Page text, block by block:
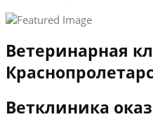
Ветеринарная
Ветклиника